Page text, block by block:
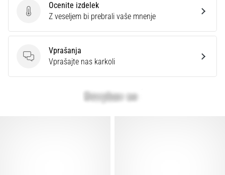
Ocenite izdelek
Ocenite izdelek
Z veseljem bi prebrali vaše mnenje
Vprašanja
Vprašanja
Vprašajte nas karkoli